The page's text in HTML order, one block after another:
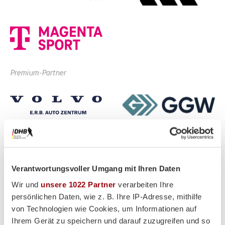
Verantwortungsvoller Umgang mit Ihren Daten
Wir und unsere 1022 Partner verarbeiten Ihre
persönlichen Daten, wie z. B. Ihre IP-Adresse, mithilfe
von Technologien wie Cookies, um Informationen auf
Ihrem Gerät zu speichern und darauf zuzugreifen und so
Premium-Partner